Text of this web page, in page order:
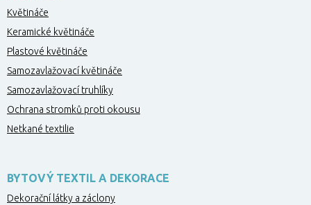
Květináče
Keramické květináče
Plastové květináče
Samozavlažovací květináče
Samozavlažovací truhlíky
Ochrana stromků proti okousu
Netkané textilie
BYTOVÝ TEXTIL A DEKORACE
Dekorační látky a záclony